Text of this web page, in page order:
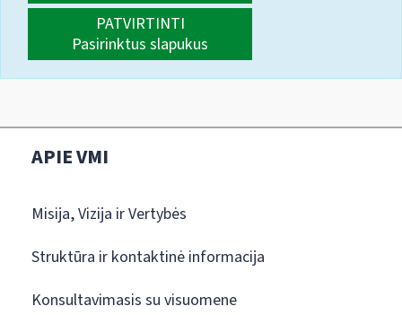
PATVIRTINTI
Pasirinktus slapukus
APIE VMI
Misija, Vizija ir Vertybės
Struktūra ir kontaktinė informacija
Konsultavimasis su visuomene